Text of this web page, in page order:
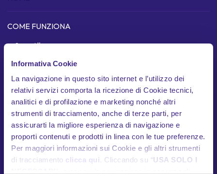
Informativa Cookie
La navigazione in questo sito internet e l’utilizzo dei
relativi servizi comporta la ricezione di Cookie tecnici,
analitici e di profilazione e marketing nonché altri
strumenti di tracciamento, anche di terze parti, per
assicurarti la migliore esperienza di navigazione e
proporti contenuti e prodotti in linea con le tue preferenze.
Per maggiori informazioni sui Cookie e gli altri strumenti
di tracciamento clicca qui . Cliccando su “USA SOLO I
COME FUNZIONA
Scopri l'app
Dispositivo telematico
In cosa siamo unici
Garanzie
Documenti contrattuali
HELP
Contatti utili